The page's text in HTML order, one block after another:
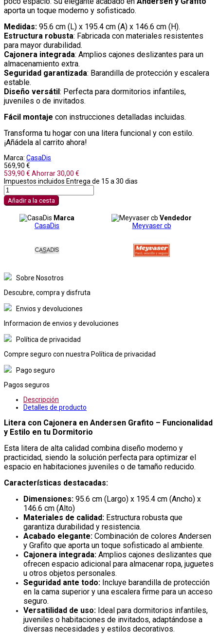
aporta un toque moderno y sofisticado.
Medidas: 95.6 cm (L) x 195.4 cm (A) x 146.6 cm (H).
Estructura robusta: Fabricada con materiales resistentes
para mayor durabilidad.
Cajonera integrada: Amplios cajones deslizantes para un
almacenamiento extra.
Seguridad garantizada: Barandilla de protección y escalera
estable.
Diseño versátil: Perfecta para dormitorios infantiles,
juveniles o de invitados.
Fácil montaje con instrucciones detalladas incluidas.
Transforma tu hogar con una litera funcional y con estilo.
¡Añádela al carrito ahora!
Marca: CasaDis
569,90 €
539,90 € Ahorrar 30,00 €
Impuestos incluidos Entrega de 15 a 30 dias
Añadir a la cesta
Marca
CasaDis
Vendedor
Meyvaser cb
Sobre Nosotros
Descubre, compra y disfruta
Envios y devoluciones
Informacion de envios y devoluciones
Política de privacidad
Compre seguro con nuestra Política de privacidad
Pago seguro
Pagos seguros
Descripción
Detalles de producto
Litera con Cajonera en Andersen Grafito – Funcionalidad
y Estilo en tu Dormitorio
Esta litera de alta calidad combina diseño moderno y
practicidad, siendo la solución perfecta para optimizar el
espacio en habitaciones juveniles o de tamaño reducido.
Características destacadas:
Dimensiones: 95.6 cm (Largo) x 195.4 cm (Ancho) x
146.6 cm (Alto)
Materiales de calidad: Estructura robusta que
garantiza durabilidad y resistencia.
Acabado elegante: Combinación de colores Andersen
y Grafito que aporta un toque sofisticado al ambiente.
Cajonera integrada: Amplios cajones deslizantes que
ofrecen espacio adicional para almacenar ropa, juguetes
u otros objetos personales.
Seguridad ante todo: Incluye barandilla de protección
en la cama superior y una escalera firme para un acceso
seguro.
Versatilidad de uso: Ideal para dormitorios infantiles,
juveniles o habitaciones de invitados, adaptándose a
diversas necesidades y estilos decorativos.